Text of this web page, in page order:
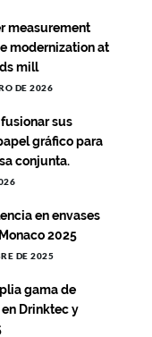
measurement
modernization at
mill
DE 2026
sus
gráfico para
conjunta.
en envases
2025
DE 2025
gama de
Drinktec y